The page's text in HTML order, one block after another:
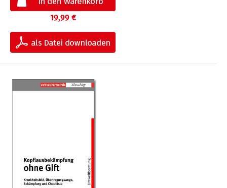
19,99 €